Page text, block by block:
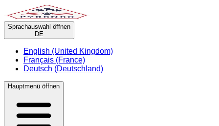
Sprachauswahl öffnen
DE
English (United Kingdom)
Français (France)
Deutsch (Deutschland)
Hauptmenü öffnen